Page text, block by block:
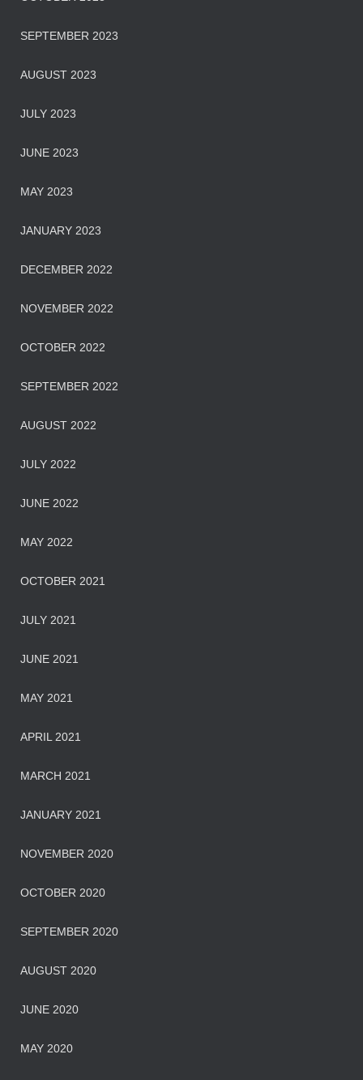
SEPTEMBER 2023
AUGUST 2023
JULY 2023
JUNE 2023
MAY 2023
JANUARY 2023
DECEMBER 2022
NOVEMBER 2022
OCTOBER 2022
SEPTEMBER 2022
AUGUST 2022
JULY 2022
JUNE 2022
MAY 2022
OCTOBER 2021
JULY 2021
JUNE 2021
MAY 2021
APRIL 2021
MARCH 2021
JANUARY 2021
NOVEMBER 2020
OCTOBER 2020
SEPTEMBER 2020
AUGUST 2020
JUNE 2020
MAY 2020